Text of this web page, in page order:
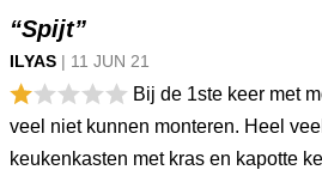
“Spijt”
ILYAS | 11 JUN 21
Bij de 1ste keer met
veel niet kunnen monteren. Heel
keukenkasten met kras en kapotte